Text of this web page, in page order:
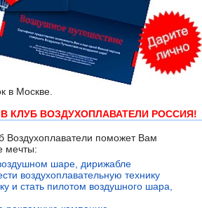
в Москве.
КЛУБ ВОЗДУХОПЛАВАТЕЛИ РОССИЯ!
Воздухоплаватели поможет Вам
мечты:
шаре, дирижабле
воздухоплавательную технику
и стать пилотом воздушного шара,